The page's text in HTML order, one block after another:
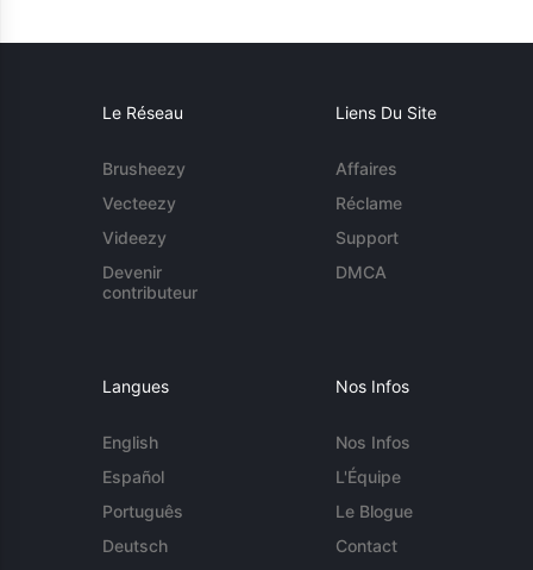
Le Réseau
Brusheezy
Vecteezy
Videezy
Devenir
contributeur
Liens Du Site
Affaires
Réclame
Support
DMCA
Langues
English
Español
Português
Deutsch
Nos Infos
Nos Infos
L'Équipe
Le Blogue
Contact